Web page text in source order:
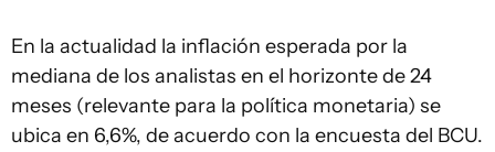
En la actualidad la inflación esperada por la
mediana de los analistas en el horizonte de 24
meses (relevante para la política monetaria) se
ubica en 6,6%, de acuerdo con la encuesta del BCU.